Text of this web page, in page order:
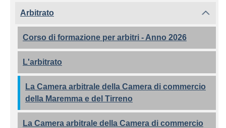
Arbitrato
Corso di formazione per arbitri - Anno 2026
L'arbitrato
La Camera arbitrale della Camera di commercio
della Maremma e del Tirreno
La Camera arbitrale della Camera di commercio